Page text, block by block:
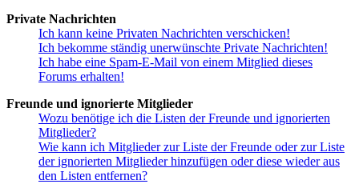
Private Nachrichten
Ich kann keine Privaten Nachrichten verschicken!
Ich bekomme ständig unerwünschte Private Nachrichten!
Ich habe eine Spam-E-Mail von einem Mitglied dieses
Forums erhalten!
Freunde und ignorierte Mitglieder
Wozu benötige ich die Listen der Freunde und ignorierten
Mitglieder?
Wie kann ich Mitglieder zur Liste der Freunde oder zur Liste
der ignorierten Mitglieder hinzufügen oder diese wieder aus
den Listen entfernen?